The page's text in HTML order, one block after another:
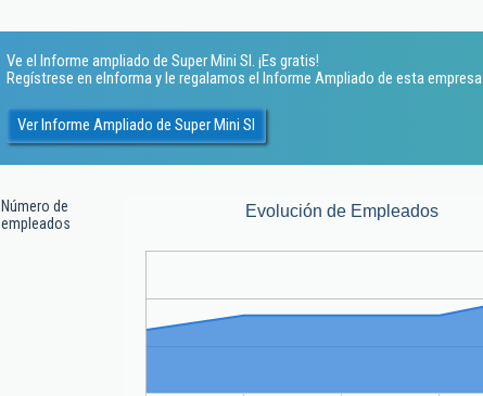
Ve el Informe ampliado de Super Mini Sl. ¡Es gratis!
Regístrese en eInforma y le regalamos el Informe Ampliado de esta empresa
Ver Informe Ampliado de Super Mini Sl
Número de
empleados
Evolución de Empleados